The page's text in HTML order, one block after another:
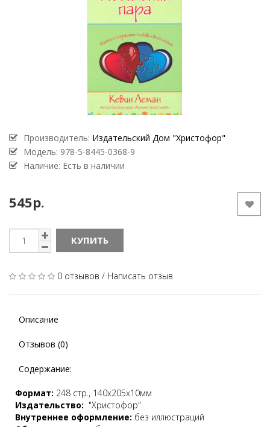
Производитель: Издательский Дом "Христофор"
Модель: 978-5-8445-0368-9
Наличие: Есть в наличии
545р.
КУПИТЬ
0 отзывов / Написать отзыв
Описание
Отзывов (0)
Содержание:
Формат: 248 стр., 140х205х10мм
Издательство: "Христофор"
Внутреннее оформление: без иллюстраций